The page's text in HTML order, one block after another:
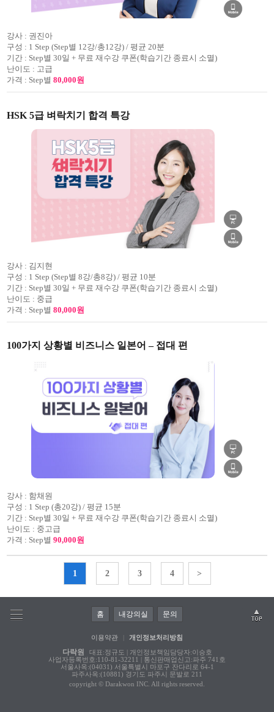
강사 : 권진아
구성 : 1 Step (Step별 12강/총12강) / 평균 20분
기간 : Step별 30일 + 무료 재수강 쿠폰(학습기간 종료시 소멸)
난이도 : 고급
가격 : Step별 80,000원
HSK 5급 벼락치기 합격 특강
강사 : 김지현
구성 : 1 Step (Step별 8강/총8강) / 평균 10분
기간 : Step별 30일 + 무료 재수강 쿠폰(학습기간 종료시 소멸)
난이도 : 중급
가격 : Step별 80,000원
100가지 상황별 비즈니스 일본어 – 접대 편
강사 : 함채원
구성 : 1 Step (총20강) / 평균 15분
기간 : Step별 30일 + 무료 재수강 쿠폰(학습기간 종료시 소멸)
난이도 : 중고급
가격 : Step별 90,000원
1 2 3 4 >
홈 내강의실 문의
이용약관 개인정보처리방침
다락원
대표:정규도 | 개인정보책임담당자:이승호
사업자등록번호:110-81-32211 | 통신판매업신고:파주 741호
서울사옥:(04031) 서울특별시 마포구 잔다리로 64-1
파주사옥:(10881) 경기도 파주시 문발로 211
copyright © Darakwon INC. All rights reserved.